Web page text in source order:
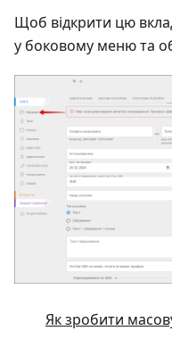
Щоб відкрити цю
у боковому меню та
Як зробити